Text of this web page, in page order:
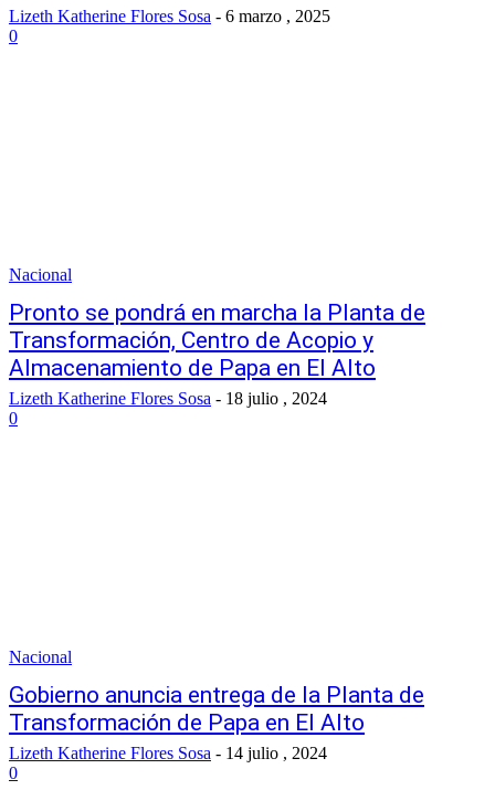
Lizeth Katherine Flores Sosa - 6 marzo , 2025
0
Nacional
Pronto se pondrá en marcha la Planta de
Transformación, Centro de Acopio y
Almacenamiento de Papa en El Alto
Lizeth Katherine Flores Sosa - 18 julio , 2024
0
Nacional
Gobierno anuncia entrega de la Planta de
Transformación de Papa en El Alto
Lizeth Katherine Flores Sosa - 14 julio , 2024
0